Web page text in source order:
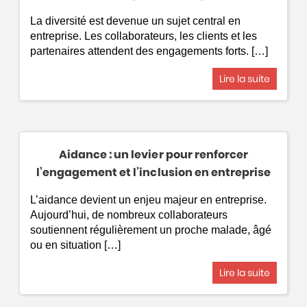
La diversité est devenue un sujet central en
entreprise. Les collaborateurs, les clients et les
partenaires attendent des engagements forts. […]
Lire la suite
Aidance : un levier pour renforcer
l’engagement et l’inclusion en entreprise
L’aidance devient un enjeu majeur en entreprise.
Aujourd’hui, de nombreux collaborateurs
soutiennent régulièrement un proche malade, âgé
ou en situation […]
Lire la suite